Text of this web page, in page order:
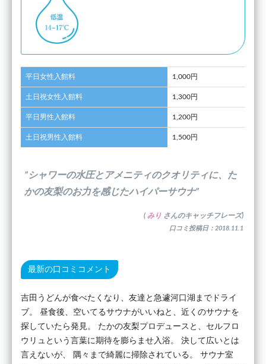
平日女性入館料 1,000円
土日祝女性入館料 1,300円
平日男性入館料 1,200円
土日祝男性入館料 1,500円
”シャワーの水圧とアメニティのクオリティに、た
かの友梨のお力を感じたハイパーサウナ”
( みり さんのキャッチフレーズ)
口コミ投稿日：2018.11.1
最新の口コミコメント
吉田うどんが食べたくなり、友達と急遽河口湖までドライ
ブ。 昼食後、空いてるサウナがいいねと、近くのサウナを
探していたら発見。 たかの友梨プロデュースと、セルフロ
ウリュという言葉に期待を膨らませ入浴。 決して広いとは
言えないが、 隅々まで綺麗に掃除されている。 サウナ室